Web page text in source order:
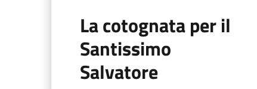
La cotognata per il
Santissimo
Salvatore